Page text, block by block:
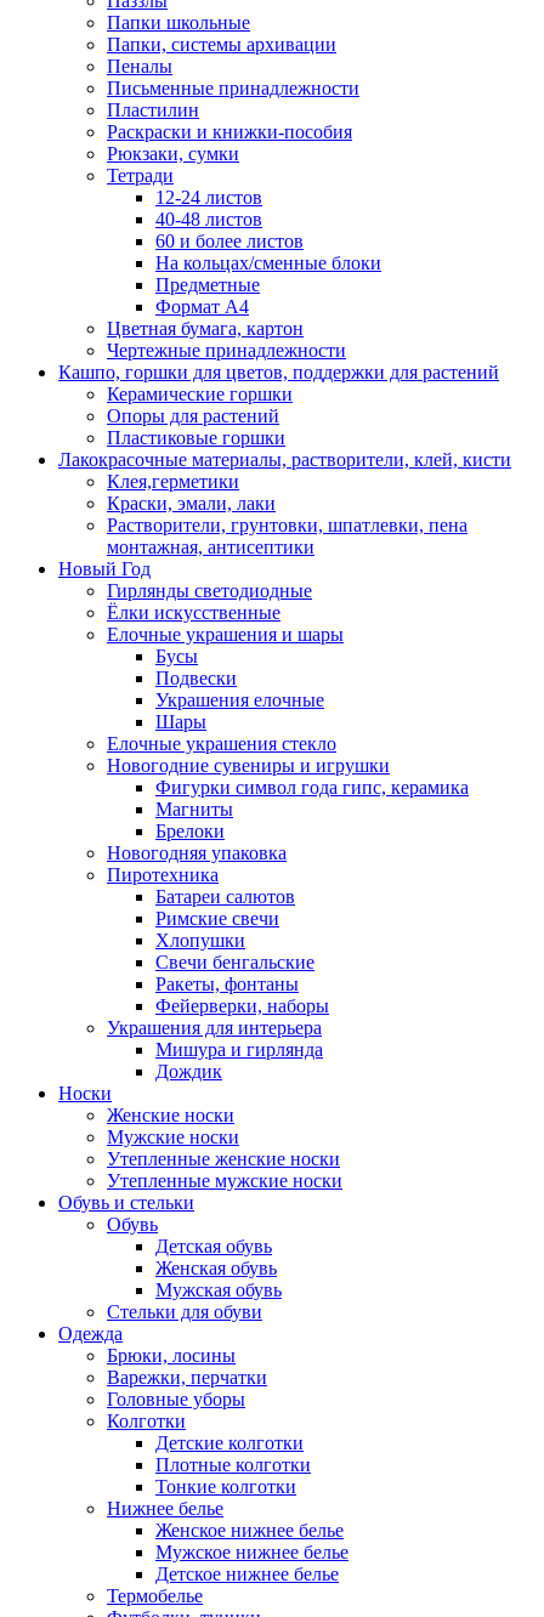
Папки школьные
Папки, системы архивации
Пеналы
Письменные принадлежности
Пластилин
Раскраски и книжки-пособия
Рюкзаки, сумки
Тетради
12-24 листов
40-48 листов
60 и более листов
На кольцах/сменные блоки
Предметные
Формат А4
Цветная бумага, картон
Чертежные принадлежности
Кашпо, горшки для цветов, поддержки для растений
Керамические горшки
Опоры для растений
Пластиковые горшки
Лакокрасочные материалы, растворители, клей, кисти
Клея,герметики
Краски, эмали, лаки
Растворители, грунтовки, шпатлевки, пена
монтажная, антисептики
Новый Год
Гирлянды светодиодные
Ёлки искусственные
Елочные украшения и шары
Бусы
Подвески
Украшения елочные
Шары
Елочные украшения стекло
Новогодние сувениры и игрушки
Фигурки символ года гипс, керамика
Магниты
Брелоки
Новогодняя упаковка
Пиротехника
Батареи салютов
Римские свечи
Хлопушки
Свечи бенгальские
Ракеты, фонтаны
Фейерверки, наборы
Украшения для интерьера
Мишура и гирлянда
Дождик
Носки
Женские носки
Мужские носки
Утепленные женские носки
Утепленные мужские носки
Обувь и стельки
Обувь
Детская обувь
Женская обувь
Мужская обувь
Стельки для обуви
Одежда
Брюки, лосины
Варежки, перчатки
Головные уборы
Колготки
Детские колготки
Плотные колготки
Тонкие колготки
Нижнее белье
Женское нижнее белье
Мужское нижнее белье
Детское нижнее белье
Термобелье